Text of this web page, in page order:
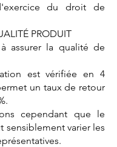
du droit de
PRODUIT
assurer la qualité de
est vérifiée en 4
un taux de retour
cependant que le
sensiblement varier les